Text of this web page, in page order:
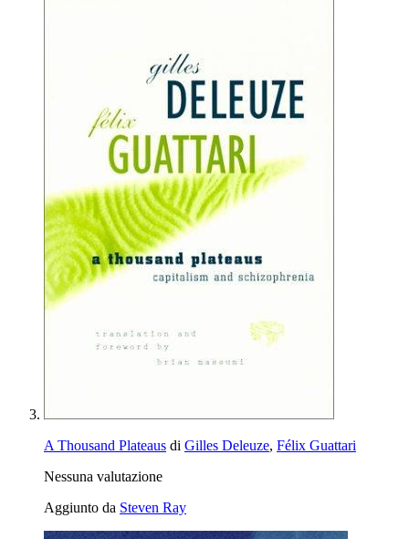
A Thousand Plateaus di Gilles Deleuze, Félix Guattari
Nessuna valutazione
Aggiunto da Steven Ray